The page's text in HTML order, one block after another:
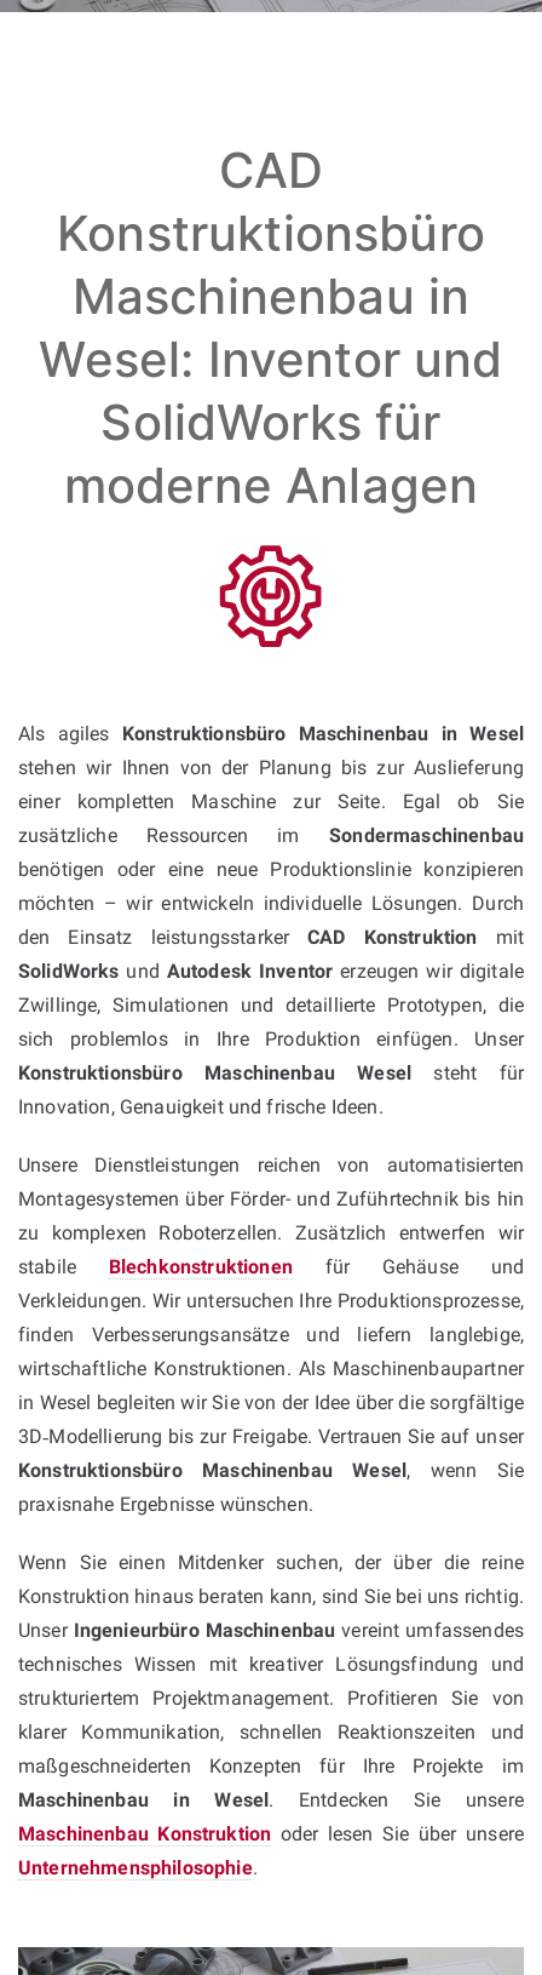
CAD
Konstruktionsbüro
Maschinenbau in
Wesel: Inventor und
SolidWorks für
moderne Anlagen
Als agiles Konstruktionsbüro Maschinenbau in Wesel
stehen wir Ihnen von der Planung bis zur Auslieferung
einer kompletten Maschine zur Seite. Egal ob Sie
zusätzliche Ressourcen imSondermaschinenbau
benötigen oder eine neue Produktionslinie konzipieren
möchten – wir entwickeln individuelle Lösungen. Durch
den Einsatz leistungsstarkerCAD Konstruktion mit
SolidWorks und Autodesk Inventor erzeugen wir digitale
Zwillinge, Simulationen und detaillierte Prototypen, die
sich problemlos in Ihre Produktion einfügen. Unser
Konstruktionsbüro Maschinenbau Wesel steht für
Innovation, Genauigkeit und frische Ideen.
Unsere Dienstleistungen reichen von automatisierten
Montagesystemen über Förder- und Zuführtechnik bis hin
zu komplexen Roboterzellen. Zusätzlich entwerfen wir
stabile Blechkonstruktionenfür Gehäuse und
Verkleidungen. Wir untersuchen Ihre Produktionsprozesse,
finden Verbesserungsansätze und liefern langlebige,
wirtschaftliche Konstruktionen. Als Maschinenbaupartner
in Wesel begleiten wir Sie von der Idee über die sorgfältige
3D‑Modellierung bis zur Freigabe. Vertrauen Sie auf unser
Konstruktionsbüro Maschinenbau Wesel, wenn Sie
praxisnahe Ergebnisse wünschen.
Wenn Sie einen Mitdenker suchen, der über die reine
Konstruktion hinaus beraten kann, sind Sie bei uns richtig.
Unser Ingenieurbüro Maschinenbau vereint umfassendes
technisches Wissen mit kreativer Lösungsfindung und
strukturiertem Projektmanagement. Profitieren Sie von
klarer Kommunikation, schnellen Reaktionszeiten und
maßgeschneiderten Konzepten für Ihre Projekte im
Maschinenbau in Wesel. Entdecken Sie unsere
Maschinenbau Konstruktion oder lesen Sie über unsere
Unternehmensphilosophie.